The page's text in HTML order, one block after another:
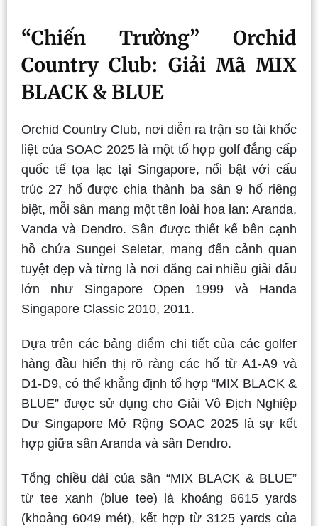
“Chiến Trường” Orchid
Country Club: Giải Mã MIX
BLACK & BLUE
Orchid Country Club, nơi diễn ra trận so tài khốc
liệt của SOAC 2025 là một tổ hợp golf đẳng cấp
quốc tế tọa lạc tại Singapore, nổi bật với cấu
trúc 27 hố được chia thành ba sân 9 hố riêng
biệt, mỗi sân mang một tên loài hoa lan: Aranda,
Vanda và Dendro. Sân được thiết kế bên cạnh
hồ chứa Sungei Seletar, mang đến cảnh quan
tuyệt đẹp và từng là nơi đăng cai nhiều giải đấu
lớn như Singapore Open 1999 và Handa
Singapore Classic 2010, 2011.
Dựa trên các bảng điểm chi tiết của các golfer
hàng đầu hiển thị rõ ràng các hố từ A1-A9 và
D1-D9, có thể khẳng định tổ hợp “MIX BLACK &
BLUE” được sử dụng cho Giải Vô Địch Nghiệp
Dư Singapore Mở Rộng SOAC 2025 là sự kết
hợp giữa sân Aranda và sân Dendro.
Tổng chiều dài của sân “MIX BLACK & BLUE”
từ tee xanh (blue tee) là khoảng 6615 yards
(khoảng 6049 mét), kết hợp từ 3125 yards của